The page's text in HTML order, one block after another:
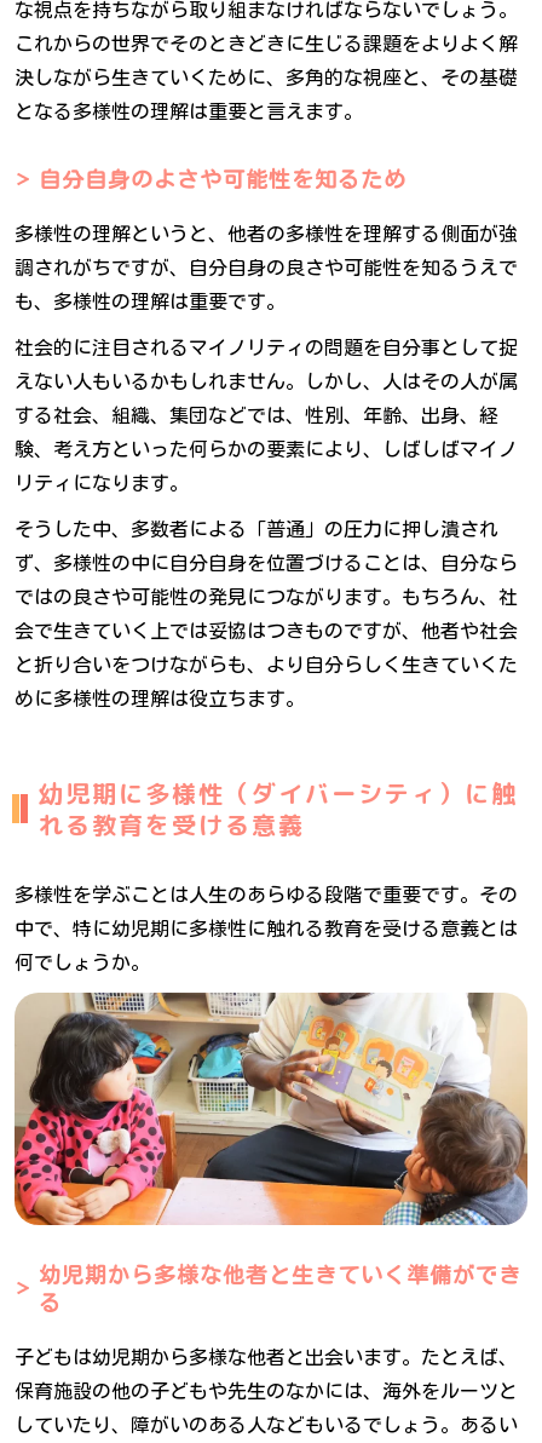
な視点を持ちながら取り組まなければならないでしょう。
これからの世界でそのときどきに生じる課題をよりよく解
決しながら生きていくために、多角的な視座と、その基礎
となる多様性の理解は重要と言えます。
自分自身のよさや可能性を知るため
多様性の理解というと、他者の多様性を理解する側面が強
調されがちですが、自分自身の良さや可能性を知るうえで
も、多様性の理解は重要です。
社会的に注目されるマイノリティの問題を自分事として捉
えない人もいるかもしれません。しかし、人はその人が属
する社会、組織、集団などでは、性別、年齢、出身、経
験、考え方といった何らかの要素により、しばしばマイノ
リティになります。
そうした中、多数者による「普通」の圧力に押し潰され
ず、多様性の中に自分自身を位置づけることは、自分なら
ではの良さや可能性の発見につながります。もちろん、社
会で生きていく上では妥協はつきものですが、他者や社会
と折り合いをつけながらも、より自分らしく生きていくた
めに多様性の理解は役立ちます。
幼児期に多様性（ダイバーシティ）に触
れる教育を受ける意義
多様性を学ぶことは人生のあらゆる段階で重要です。その
中で、特に幼児期に多様性に触れる教育を受ける意義とは
何でしょうか。
幼児期から多様な他者と生きていく準備ができ
る
子どもは幼児期から多様な他者と出会います。たとえば、
保育施設の他の子どもや先生のなかには、海外をルーツと
していたり、障がいのある人などもいるでしょう。あるい